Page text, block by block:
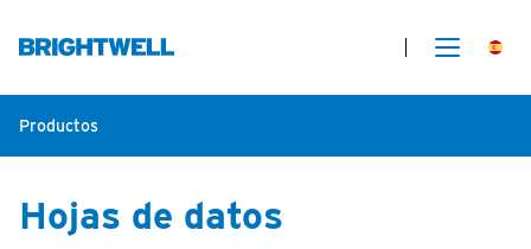
Productos
Hojas de datos